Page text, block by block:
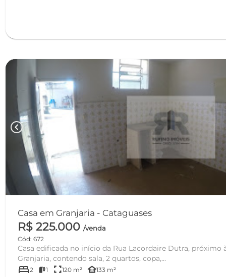
chevron_left
Casa em Granjaria - Cataguases
R$ 225.000 /venda
Cód: 672
Casa edificada no início da Rua Lacordaire Dutra, próximo
Granjaria, contendo sala, 2 quartos, copa,...
bed2 1 fullscreen120 m² other_houses133 m²